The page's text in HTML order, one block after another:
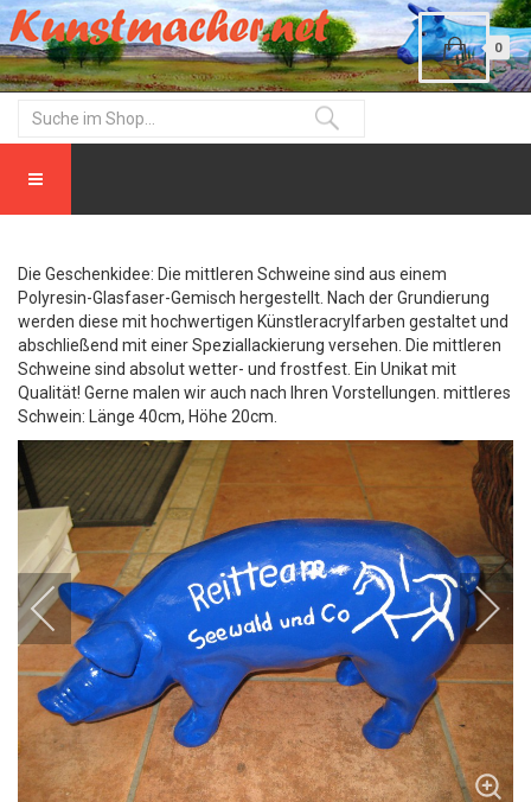
0
Die Geschenkidee: Die mittleren Schweine sind aus einem
Polyresin-Glasfaser-Gemisch hergestellt. Nach der Grundierung
werden diese mit hochwertigen Künstleracrylfarben gestaltet und
abschließend mit einer Speziallackierung versehen. Die mittleren
Schweine sind absolut wetter- und frostfest. Ein Unikat mit
Qualität! Gerne malen wir auch nach Ihren Vorstellungen. mittleres
Schwein: Länge 40cm, Höhe 20cm.